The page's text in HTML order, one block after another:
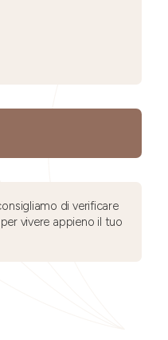
di verificare
vivere appieno il tuo